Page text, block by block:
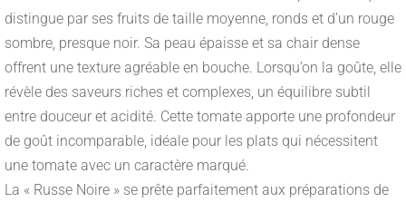
distingue par ses fruits de taille moyenne, ronds et d’un rouge
sombre, presque noir. Sa peau épaisse et sa chair dense
offrent une texture agréable en bouche. Lorsqu’on la goûte, elle
révèle des saveurs riches et complexes, un équilibre subtil
entre douceur et acidité. Cette tomate apporte une profondeur
de goût incomparable, idéale pour les plats qui nécessitent
une tomate avec un caractère marqué.
La « Russe Noire » se prête parfaitement aux préparations de